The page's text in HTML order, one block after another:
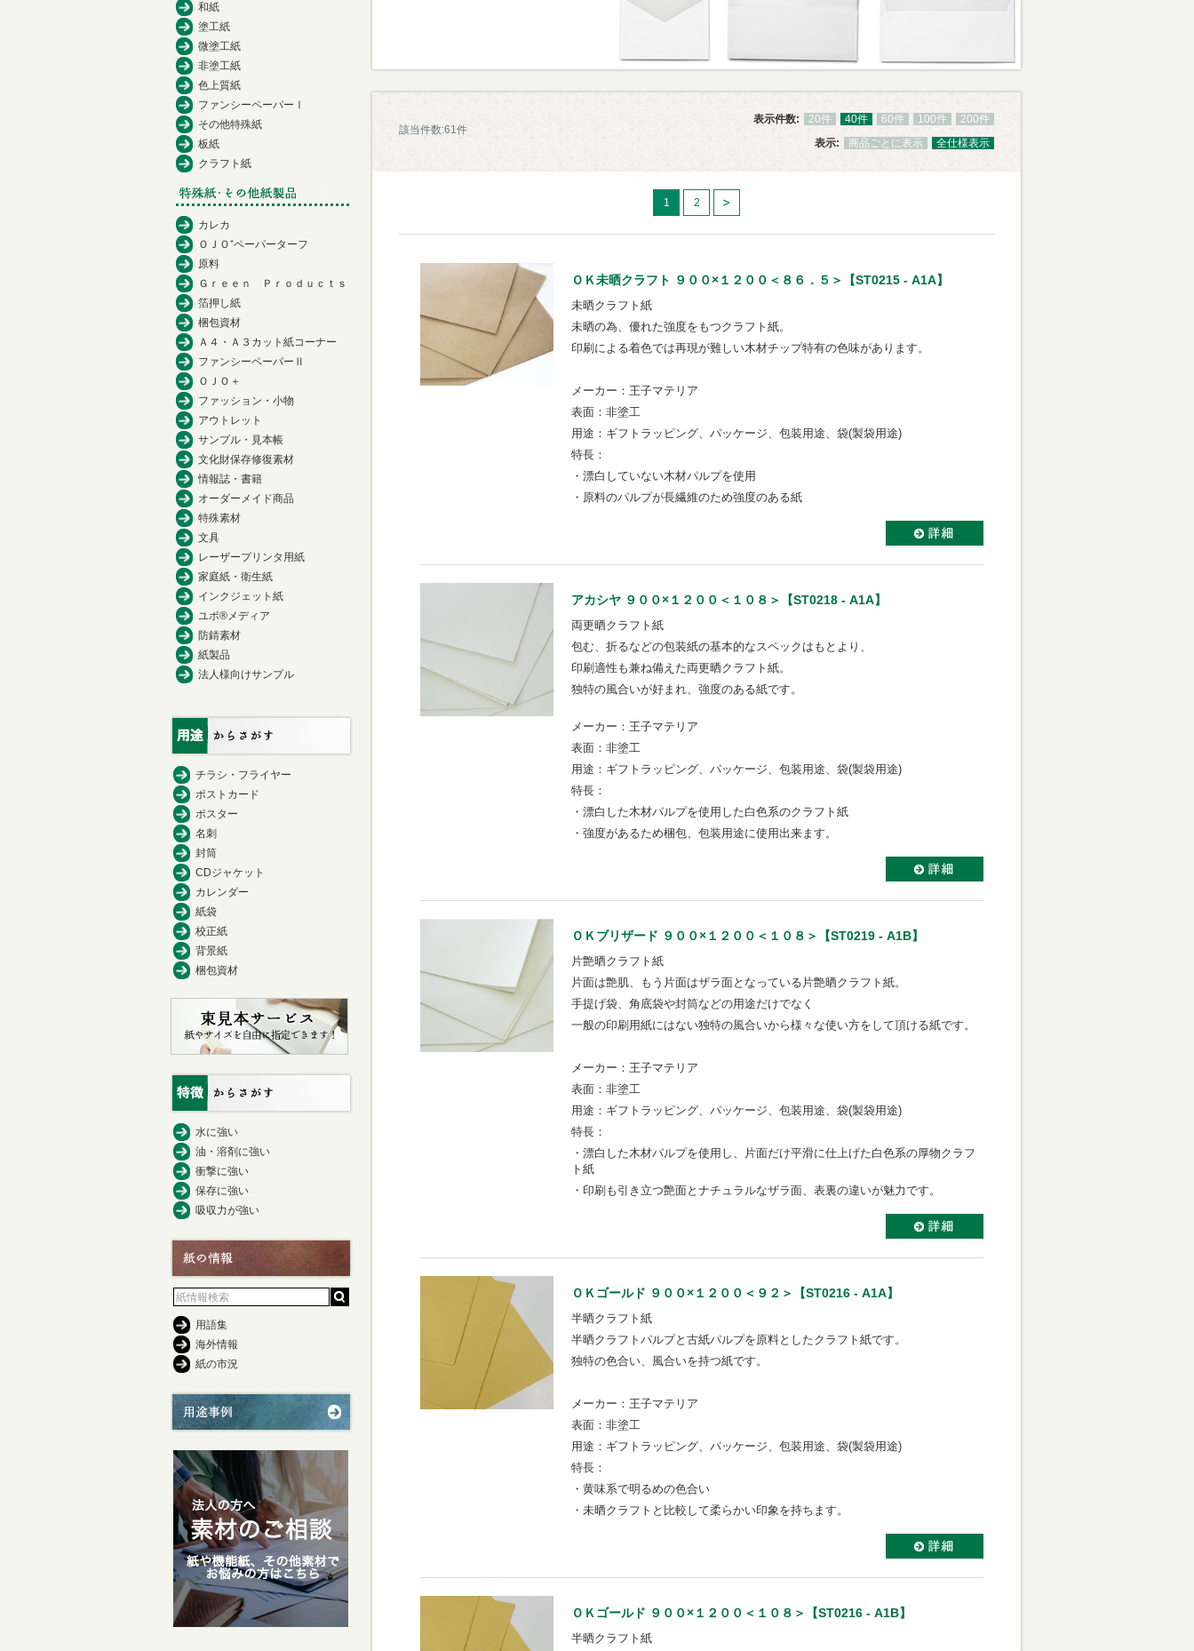
該当件数:61件
表示件数: 20件 40件 60件 100件
200件
表示:
商品ごとに表示 全仕様表示
1 2
ＯＫ未晒クラフト ９００×１２００＜８６．５＞【ST0215 - A1A】
未晒クラフト紙
未晒の為、優れた強度をもつクラフト紙。
印刷による着色では再現が難しい木材チップ特有の色味があります。
メーカー：王子マテリア
表面：非塗工
用途：ギフトラッピング、パッケージ、包装用途、袋(製袋用途)
特長：
・漂白していない木材パルプを使用
・原料のパルプが長繊維のため強度のある紙
アカシヤ ９００×１２００＜１０８＞【ST0218 - A1A】
両更晒クラフト紙
包む、折るなどの包装紙の基本的なスペックはもとより、
印刷適性も兼ね備えた両更晒クラフト紙。
独特の風合いが好まれ、強度のある紙です。
メーカー：王子マテリア
表面：非塗工
用途：ギフトラッピング、パッケージ、包装用途、袋(製袋用途)
特長：
・漂白した木材パルプを使用した白色系のクラフト紙
・強度があるため梱包、包装用途に使用出来ます。
ＯＫブリザード ９００×１２００＜１０８＞【ST0219 - A1B】
片艶晒クラフト紙
片面は艶肌、もう片面はザラ面となっている片艶晒クラフト紙。
手提げ袋、角底袋や封筒などの用途だけでなく
一般の印刷用紙にはない独特の風合いから様々な使い方をして頂ける紙です。
メーカー：王子マテリア
表面：非塗工
用途：ギフトラッピング、パッケージ、包装用途、袋(製袋用途)
特長：
・漂白した木材パルプを使用し、片面だけ平滑に仕上げた白色系の厚物クラフ
ト紙
・印刷も引き立つ艶面とナチュラルなザラ面、表裏の違いが魅力です。
ＯＫゴールド ９００×１２００＜９２＞【ST0216 - A1A】
半晒クラフト紙
半晒クラフトパルプと古紙パルプを原料としたクラフト紙です。
独特の色合い、風合いを持つ紙です。
メーカー：王子マテリア
表面：非塗工
用途：ギフトラッピング、パッケージ、包装用途、袋(製袋用途)
特長：
・黄味系で明るめの色合い
・未晒クラフトと比較して柔らかい印象を持ちます。
ＯＫゴールド ９００×１２００＜１０８＞【ST0216 - A1B】
半晒クラフト紙
和紙
塗工紙
微塗工紙
非塗工紙
色上質紙
ファンシーペーパーⅠ
その他特殊紙
板紙
クラフト紙
カレカ
ＯＪＯ⁺ペーパーターフ
原料
Ｇｒｅｅｎ Ｐｒｏｄｕｃｔｓ
箔押し紙
梱包資材
Ａ４・Ａ３カット紙コーナー
ファンシーペーパーⅡ
ＯＪＯ＋
ファッション・小物
アウトレット
サンプル・見本帳
文化財保存修復素材
情報誌・書籍
オーダーメイド商品
特殊素材
文具
レーザープリンタ用紙
家庭紙・衛生紙
インクジェット紙
ユポ®メディア
防錆素材
紙製品
法人様向けサンプル
チラシ・フライヤー
ポストカード
ポスター
名刺
封筒
CDジャケット
カレンダー
紙袋
校正紙
背景紙
梱包資材
水に強い
油・溶剤に強い
衝撃に強い
保存に強い
吸収力が強い
用語集
海外情報
紙の市況